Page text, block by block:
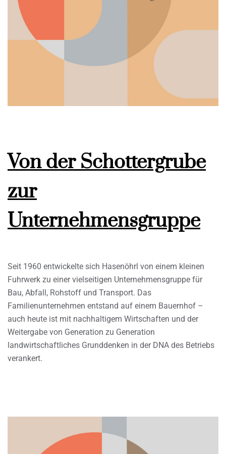
Von der Schottergrube
zur
Unternehmensgruppe
Seit 1960 entwickelte sich Hasenöhrl von einem kleinen
Fuhrwerk zu einer vielseitigen Unternehmensgruppe für
Bau, Abfall, Rohstoff und Transport. Das
Familienunternehmen entstand auf einem Bauernhof –
auch heute ist mit nachhaltigem Wirtschaften und der
Weitergabe von Generation zu Generation
landwirtschaftliches Grunddenken in der DNA des Betriebs
verankert.